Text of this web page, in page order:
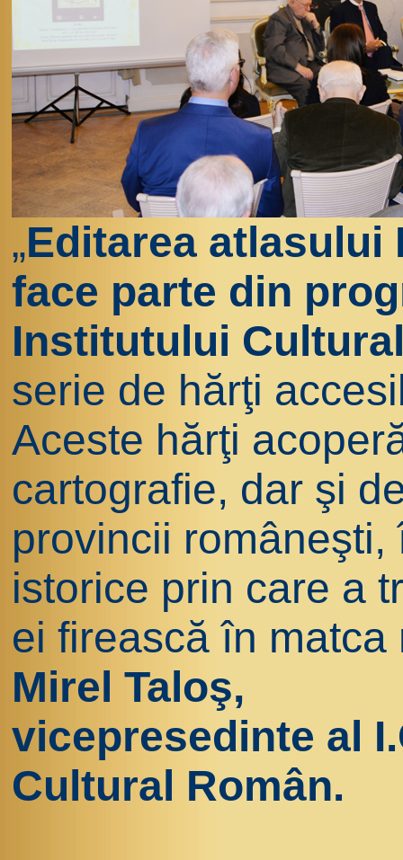
„Editarea atlasului
face parte din
Institutului
serie de hărţi
Aceste hărţi
cartografie, dar şi
provincii
istorice prin care a
ei firească în matca
Mirel Taloş,
vicepresedinte al
Cultural Român.